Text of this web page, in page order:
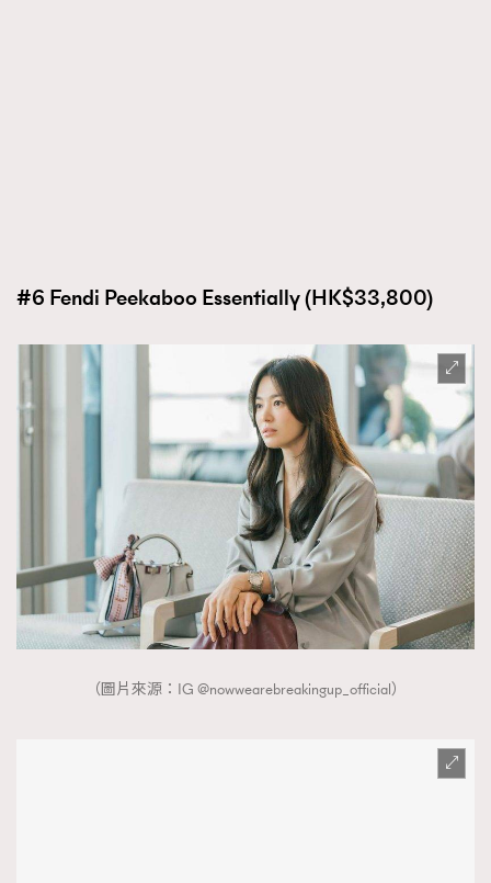
#6 Fendi Peekaboo Essentially (HK$33,800)
（圖片來源：IG @nowwearebreakingup_official）